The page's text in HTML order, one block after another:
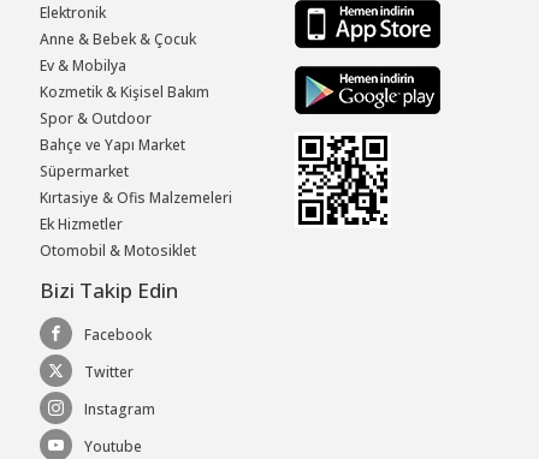
Elektronik
Anne & Bebek & Çocuk
Ev & Mobilya
Kozmetik & Kişisel Bakım
Spor & Outdoor
Bahçe ve Yapı Market
Süpermarket
Kırtasiye & Ofis Malzemeleri
Ek Hizmetler
Otomobil & Motosiklet
Bizi Takip Edin
Facebook
Twitter
Instagram
Youtube